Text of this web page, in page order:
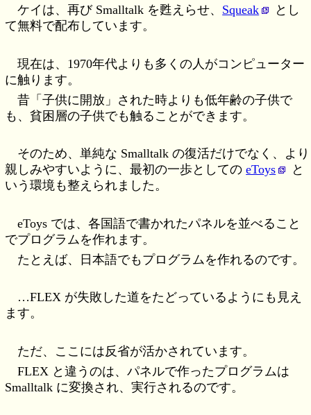
ケイは、再び Smalltalk を甦えらせ、 Squeak
とし
て無料で配布しています。
現在は、1970年代よりも多くの人がコンピューター
に触ります。
昔「子供に開放」された時よりも低年齢の子供で
も、貧困層の子供でも触ることができます。
そのため、単純な Smalltalk の復活だけでなく、より
親しみやすいように、最初の一歩としてのeToys
と
いう環境も整えられました。
eToys では、各国語で書かれたパネルを並べること
でプログラムを作れます。
たとえば、日本語でもプログラムを作れるのです。
…FLEX が失敗した道をたどっているようにも見え
ます。
ただ、ここには反省が活かされています。
FLEX と違うのは、パネルで作ったプログラムは
Smalltalk に変換され、実行されるのです。